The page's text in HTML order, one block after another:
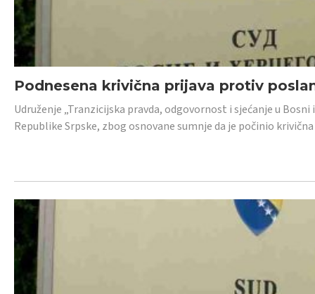
Podnesena krivična prijava protiv
Udruženje „Tranzicijska pravda, odgovornost i sjećanje u
Republike Srpske, zbog osnovane sumnje da je počinio